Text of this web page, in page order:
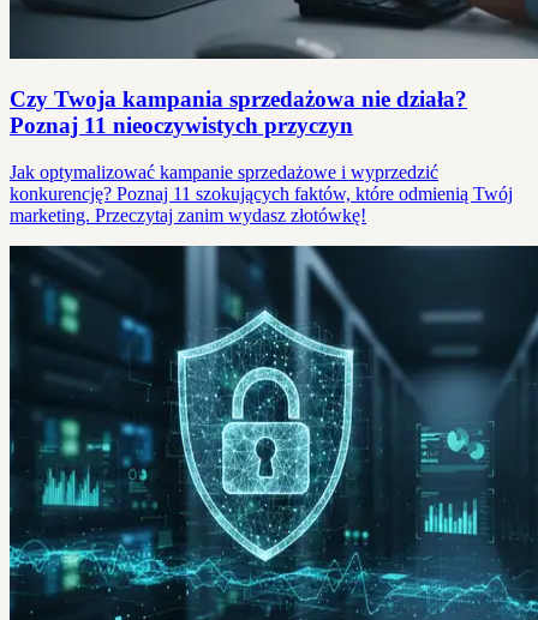
Czy Twoja kampania sprzedażowa nie działa?
Poznaj 11 nieoczywistych przyczyn
Jak optymalizować kampanie sprzedażowe i wyprzedzić
konkurencję? Poznaj 11 szokujących faktów, które odmienią Twój
marketing. Przeczytaj zanim wydasz złotówkę!